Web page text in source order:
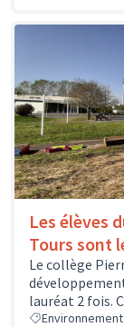
Les élèves
Tours sont
Le collège
lauréat 2 fois.